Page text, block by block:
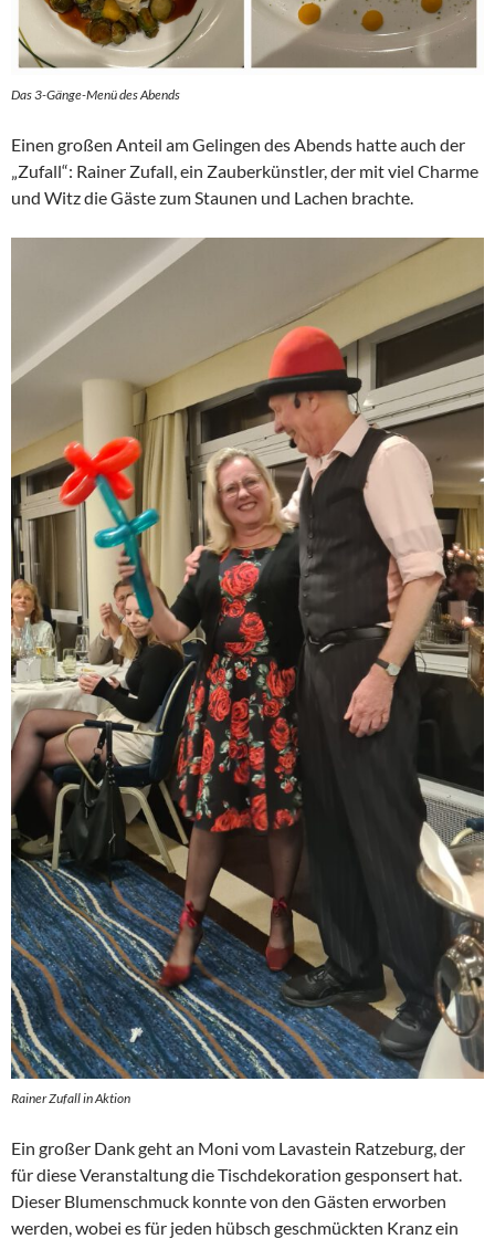
Das 3-Gänge-Menü des Abends
Einen großen Anteil am Gelingen des Abends hatte auch der
„Zufall“: Rainer Zufall, ein Zauberkünstler, der mit viel Charme
und Witz die Gäste zum Staunen und Lachen brachte.
Rainer Zufall in Aktion
Ein großer Dank geht an Moni vom Lavastein Ratzeburg, der
für diese Veranstaltung die Tischdekoration gesponsert hat.
Dieser Blumenschmuck konnte von den Gästen erworben
werden, wobei es für jeden hübsch geschmückten Kranz ein